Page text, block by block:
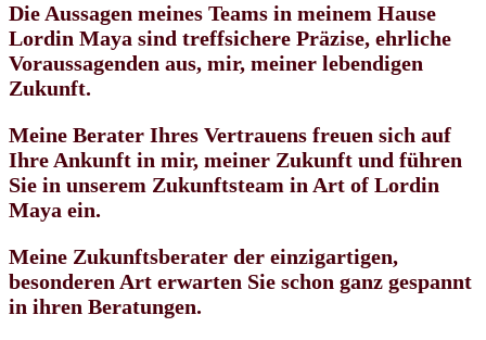
Die Aussagen meines Teams in meinem Hause
Lordin Maya sind treffsichere Präzise, ehrliche
Voraussagenden aus, mir, meiner lebendigen
Zukunft.
Meine Berater Ihres Vertrauens freuen sich auf
Ihre Ankunft in mir, meiner Zukunft und führen
Sie in unserem Zukunftsteam in Art of Lordin
Maya ein.
Meine Zukunftsberater der einzigartigen,
besonderen Art erwarten Sie schon ganz gespannt
in ihren Beratungen.